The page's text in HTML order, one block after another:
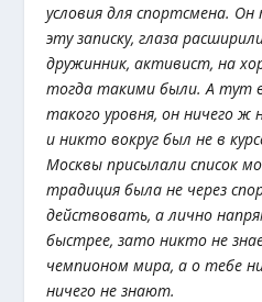
условия для спортсмена.
эту записку, глаза
дружинник, активист, на
тогда такими были. А тут
такого уровня, он ничего ж
и никто вокруг был не в
Москвы присылали список
традиция была не через
действовать, а лично
быстрее, зато никто не
чемпионом мира, а о тебе
ничего не знают.